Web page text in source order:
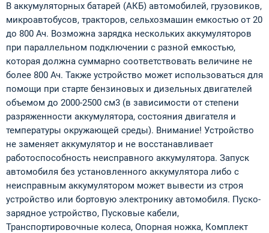
В аккумуляторных батарей (АКБ) автомобилей, грузовиков,
микроавтобусов, тракторов, сельхозмашин емкостью от 20
до 800 Ач. Возможна зарядка нескольких аккумуляторов
при параллельном подключении с разной емкостью,
которая должна суммарно соответствовать величине не
более 800 Ач. Также устройство может использоваться для
помощи при старте бензиновых и дизельных двигателей
объемом до 2000-2500 см3 (в зависимости от степени
разряженности аккумулятора, состояния двигателя и
температуры окружающей среды). Внимание! Устройство
не заменяет аккумулятор и не восстанавливает
работоспособность неисправного аккумулятора. Запуск
автомобиля без установленного аккумулятора либо с
неисправным аккумулятором может вывести из строя
устройство или бортовую электронику автомобиля. Пуско-
зарядное устройство, Пусковые кабели,
Транспортировочные колеса, Опорная ножка, Комплект